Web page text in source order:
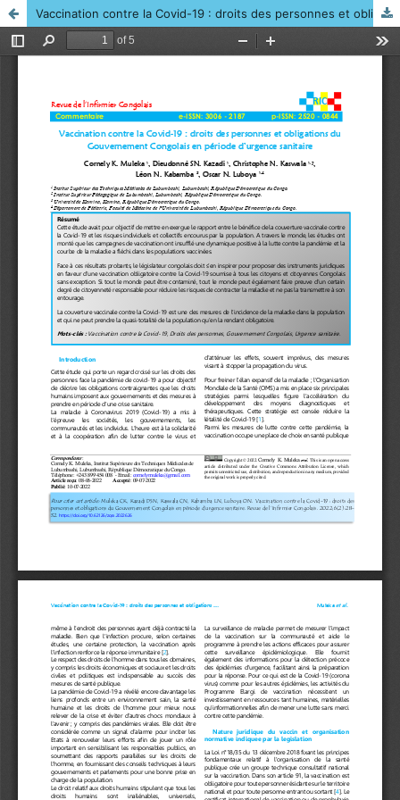
Vaccination contre la Covid-19 : droits des personnes et obligations du Gouvernement Congolais en période d’urgence sanitaire